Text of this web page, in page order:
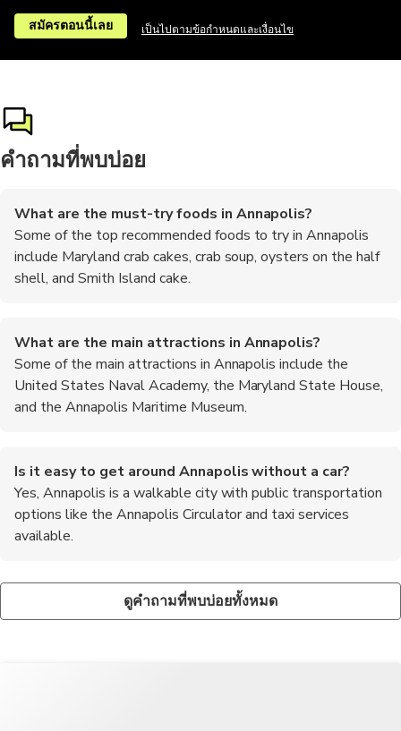
สมัครตอนนี้เลย เป็นไปตามข้อกำหนดและเงื่อนไข
คำถามที่พบบ่อย
What are the must-try foods in Annapolis?
Some of the top recommended foods to try in Annapolis
include Maryland crab cakes, crab soup, oysters on the half
shell, and Smith Island cake.
What are the main attractions in Annapolis?
Some of the main attractions in Annapolis include the
United States Naval Academy, the Maryland State House,
and the Annapolis Maritime Museum.
Is it easy to get around Annapolis without a car?
Yes, Annapolis is a walkable city with public transportation
options like the Annapolis Circulator and taxi services
available.
The best time to visit Annapolis is during the spring and fall
months when the weather is mild and pleasant.
Yes, visitors can enjoy sailing cruises on the Chesapeake Bay,
kayaking, and paddleboarding during their stay in Annapolis.
ดูคำถามที่พบบ่อยทั้งหมด